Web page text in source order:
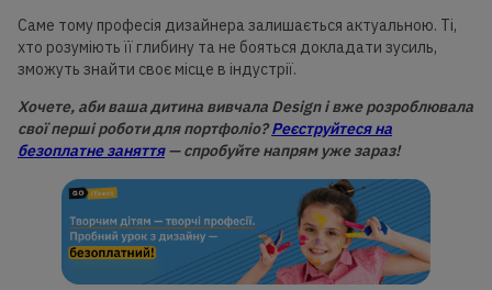
Саме тому професія дизайнера залишається актуальною. Ті,
хто розуміють її глибину та не бояться докладати зусиль,
зможуть знайти своє місце в індустрії.
Хочете, аби ваша дитина вивчала Design і вже розроблювала
свої перші роботи для портфоліо?Реєструйтеся на
безоплатне заняття— спробуйте напрям уже зараз!